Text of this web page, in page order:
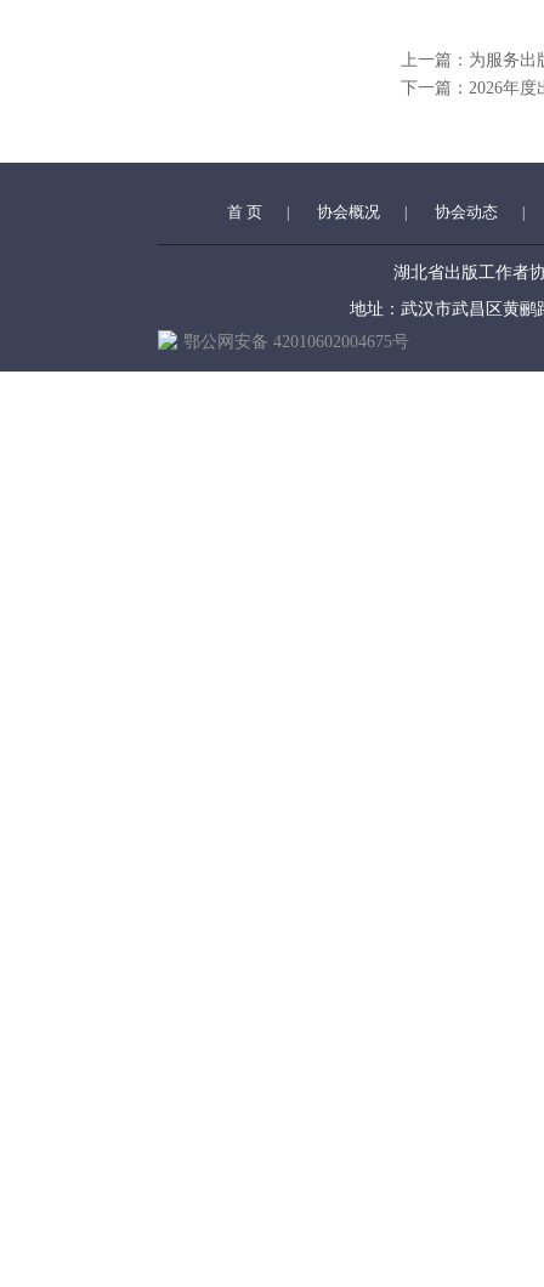
上一篇： 为服务出
下一篇： 2026年
首 页 | 协会概况 | 协会动态 |
湖北省出版工作者
地址：武汉市武昌区黄
鄂公网安备 42010602004675号